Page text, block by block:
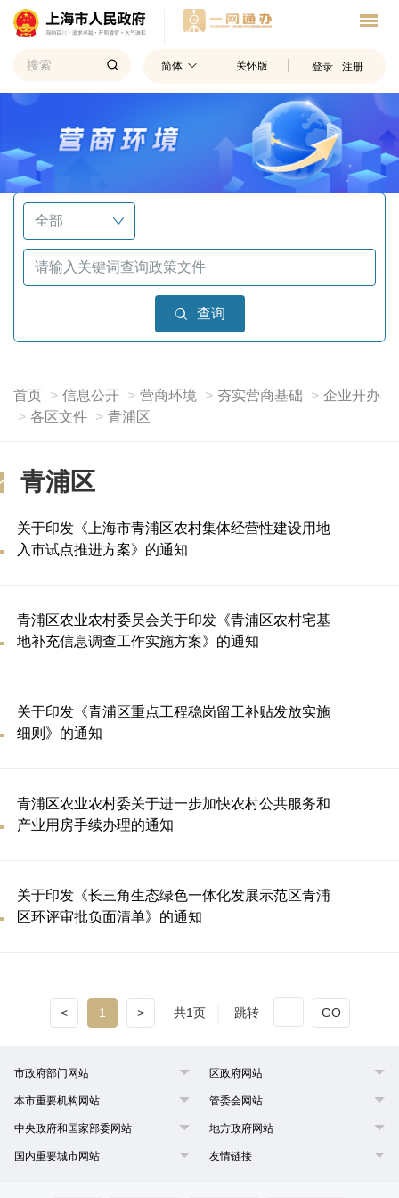
简体 关怀版 登录 注册
查询
首页 信息公开 营商环境 夯实营商基础
企业开办
各区文件
青浦区
青浦区
关于印发《上海市青浦区农村集体经营性建设用地
入市试点推进方案》的通知
青浦区农业农村委员会关于印发《青浦区农村宅基
地补充信息调查工作实施方案》的通知
关于印发《青浦区重点工程稳岗留工补贴发放实施
细则》的通知
青浦区农业农村委关于进一步加快农村公共服务和
产业用房手续办理的通知
关于印发《长三角生态绿色一体化发展示范区青浦
区环评审批负面清单》的通知
< 1 > 共1页 跳转 GO
市政府部门网站 区政府网站
本市重要机构网站 管委会网站
中央政府和国家部委网站 地方政府网站
国内重要城市网站 友情链接